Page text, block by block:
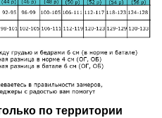
по территории